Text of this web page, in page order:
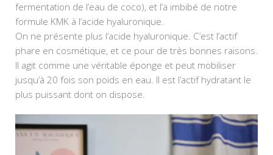
fermentation de l’eau de coco), et l’a imbibé de notre
formule KMK à l’acide hyaluronique.
On ne présente plus l’acide hyaluronique. C’est l’actif
phare en cosmétique, et ce pour de très bonnes raisons.
Il agit comme une véritable éponge et peut mobiliser
jusqu’à 20 fois son poids en eau. Il est l’actif hydratant le
plus puissant dont on dispose.